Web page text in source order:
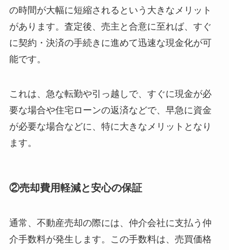
の時間が大幅に短縮されるという大きなメリット
があります。査定後、売主と合意に至れば、すぐ
に契約・決済の手続きに進めて迅速な現金化が可
能です。
これは、急な転勤や引っ越しで、すぐに現金が必
要な場合や住宅ローンの返済などで、早急に資金
が必要な場合などに、特に大きなメリットとなり
ます。
②売却費用軽減と安心の保証
通常、不動産売却の際には、仲介会社に支払う仲
介手数料が発生します。この手数料は、売買価格